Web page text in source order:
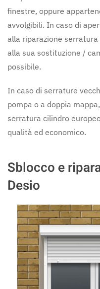
finestre, oppure
avvolgibili. In caso di
alla riparazione
alla sua sostituzione /
possibile.
In caso di serrature
pompa o a doppia
serratura cilindro
qualità ed economico.
Sblocco e
Desio